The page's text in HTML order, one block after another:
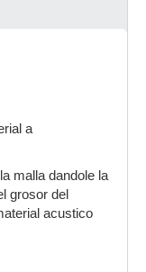
a
malla dandole la
grosor del
acustico